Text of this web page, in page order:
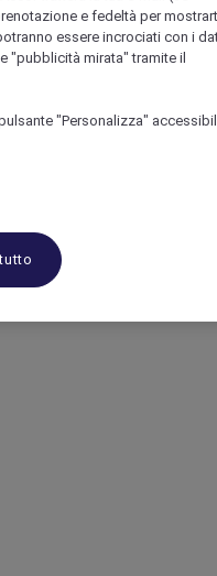
e fedeltà per
essere incrociati con i
"pubblicità mirata" tramite il
"Personalizza"